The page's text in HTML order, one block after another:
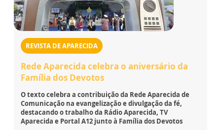
REVISTA DE APARECIDA
Rede Aparecida celebra o aniversário da
Família dos Devotos
O texto celebra a contribuição da Rede Aparecida de
Comunicação na evangelização e divulgação da fé,
destacando o trabalho da Rádio Aparecida, TV
Aparecida e Portal A12 junto à Família dos Devotos